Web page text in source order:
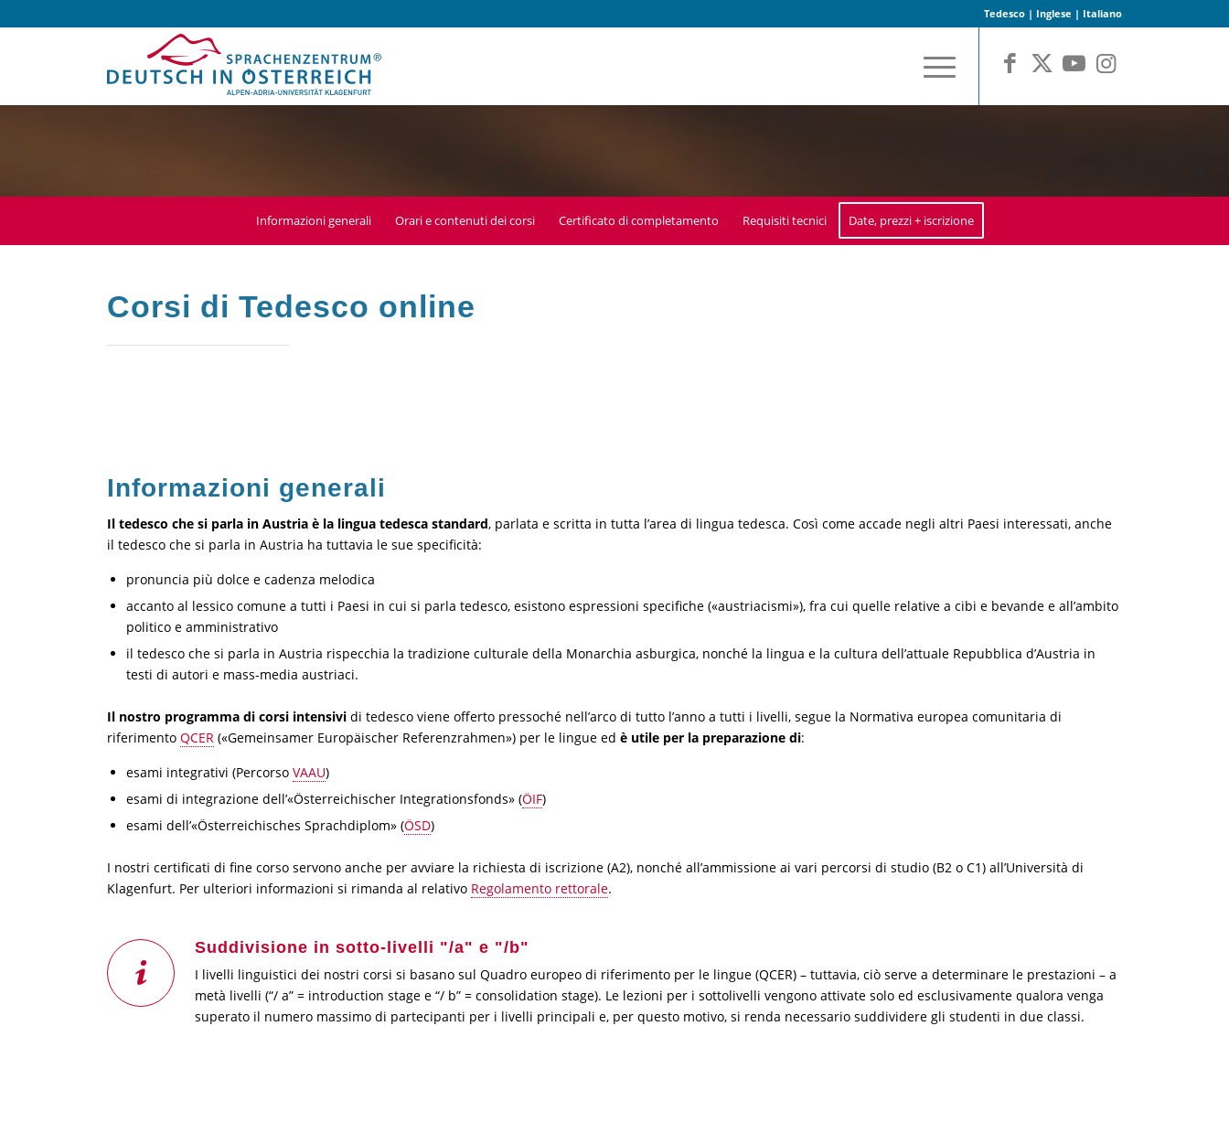
Tedesco| Inglese | Italiano
Informazioni generali Orari e contenuti dei corsi Certificato di completamento Requisiti tecnici Date, prezzi + iscrizione
Corsi di Tedesco online
Informazioni generali
Il tedesco che si parla in Austria è la lingua tedesca standard, parlata e scritta in tutta l’area di lingua tedesca. Così come accade negli altri Paesi interessati, anche
il tedesco che si parla in Austria ha tuttavia le sue specificità:
pronuncia più dolce e cadenza melodica
accanto al lessico comune a tutti i Paesi in cui si parla tedesco, esistono espressioni specifiche («austriacismi»), fra cui quelle relative a cibi e bevande e all’ambito
politico e amministrativo
il tedesco che si parla in Austria rispecchia la tradizione culturale della Monarchia asburgica, nonché la lingua e la cultura dell’attuale Repubblica d’Austria in
testi di autori e mass-media austriaci.
Il nostro programma di corsi intensivi di tedesco viene offerto pressoché nell’arco di tutto l’anno a tutti i livelli, segue la Normativa europea comunitaria di
riferimentoQCER («Gemeinsamer Europäischer Referenzrahmen») per le lingue edè utile per la preparazione di:
esami integrativi (PercorsoVAAU)
esami di integrazione dell’«Österreichischer Integrationsfonds» (ÖIF)
esami dell’«Österreichisches Sprachdiplom» (ÖSD)
I nostri certificati di fine corso servono anche per avviare la richiesta di iscrizione (A2), nonché all’ammissione ai vari percorsi di studio (B2 o C1) all’Università di
Klagenfurt. Per ulteriori informazioni si rimanda al relativo Regolamento rettorale.
Suddivisione in sotto-livelli "/a" e "/b"
I livelli linguistici dei nostri corsi si basano sul Quadro europeo di riferimento per le lingue (QCER) – tuttavia, ciò serve a determinare le prestazioni – a
metà livelli (“/ a” = introduction stage e “/ b” = consolidation stage). Le lezioni per i sottolivelli vengono attivate solo ed esclusivamente qualora venga
superato il numero massimo di partecipanti per i livelli principali e, per questo motivo, si renda necessario suddividere gli studenti in due classi.